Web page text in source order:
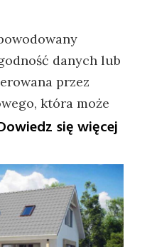
danych lub
przez
która może
się więcej
JPK
z
i